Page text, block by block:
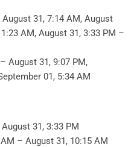
31, 7:14 AM, August
AM, August 31, 3:33 PM –
August 31, 9:07 PM,
01, 5:34 AM
31, 3:33 PM
– August 31, 10:15 AM